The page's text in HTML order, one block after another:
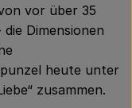
vor über 35
Dimensionen
heute unter
zusammen.